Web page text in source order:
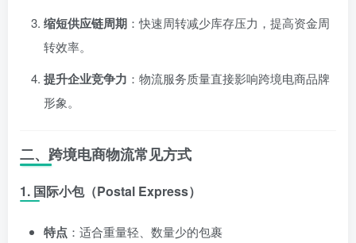
缩短供应链周期 ：快速周转减少库存压力，提高资金周
转效率。
提升企业竞争力 ：物流服务质量直接影响跨境电商品牌
形象。
二、跨境电商物流常见方式
1. 国际小包（Postal Express）
特点 ：适合重量轻、数量少的包裹